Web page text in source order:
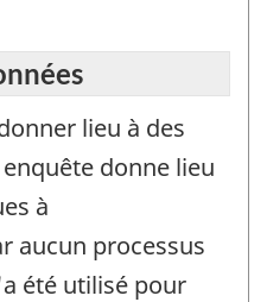
lieu à des
donne lieu
à
aucun processus
été utilisé pour